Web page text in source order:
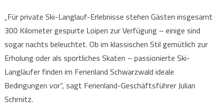
„Für private Ski-Langlauf-Erlebnisse stehen Gästen insgesamt
300 Kilometer gespurte Loipen zur Verfügung – einige sind
sogar nachts beleuchtet. Ob im klassischen Stil gemütlich zur
Erholung oder als sportliches Skaten – passionierte Ski-
Langläufer finden im Ferienland Schwarzwald ideale
Bedingungen vor“, sagt Ferienland-Geschäftsführer Julian
Schmitz.